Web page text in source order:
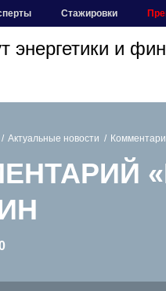
Стажировки
Актуальные новости